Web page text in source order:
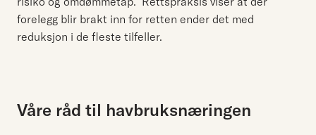
forelegg blir brakt inn for retten ender det med
reduksjon i de fleste tilfeller.
Våre råd til havbruksnæringen